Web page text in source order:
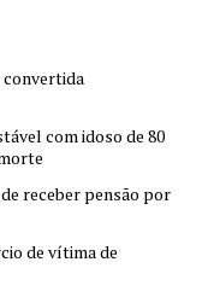
convertida
com idoso de 80
receber pensão por
de vítima de